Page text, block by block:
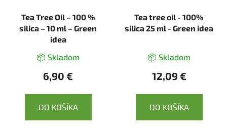
Tea Tree Oil – 100 %
silica – 10 ml – Green
idea
📦 Skladom
6,90 €
DO KOŠÍKA
Tea tree oil - 100%
silica 25 ml - Green idea
📦 Skladom
12,09 €
DO KOŠÍKA